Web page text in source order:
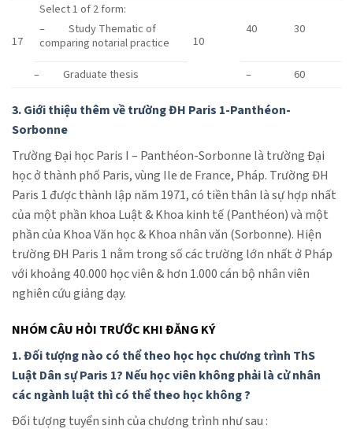
17
Select 1 of 2 form:
– Study Thematic of
comparing notarial practice
10
40 30
– Graduate thesis – 60
3. Giới thiệu thêm về trường ĐH Paris 1-Panthéon-
Sorbonne
Trường Đại học Paris I – Panthéon-Sorbonne là trường Đại
học ở thành phố Paris, vùng Ile de France, Pháp. Trường ĐH
Paris 1 được thành lập năm 1971, có tiền thân là sự hợp nhất
của một phần khoa Luật & Khoa kinh tế (Panthéon) và một
phần của Khoa Văn học & Khoa nhân văn (Sorbonne). Hiện
trường ĐH Paris 1 nằm trong số các trường lớn nhất ở Pháp
với khoảng 40.000 học viên & hơn 1.000 cán bộ nhân viên
nghiên cứu giảng dạy.
NHÓM CÂU HỎI TRƯỚC KHI ĐĂNG KÝ
1. Đối tượng nào có thể theo học học chương trình ThS
Luật Dân sự Paris 1? Nếu học viên không phải là cử nhân
các ngành luật thì có thể theo học không ?
Đối tượng tuyển sinh của chương trình như sau :